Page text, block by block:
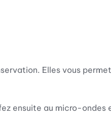
Elles vous
ensuite au micro-ondes